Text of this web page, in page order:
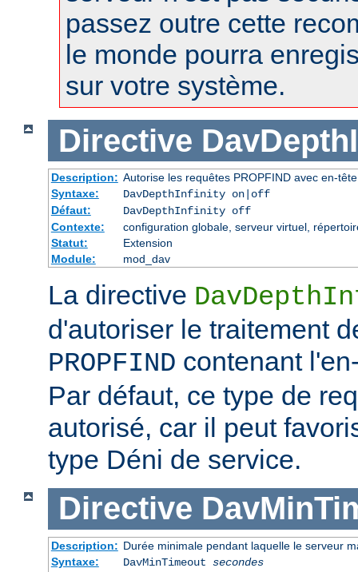
passez outre cette
le monde pourra
sur votre système.
Directive
Description: Autorise les requêtes PROPFIND avec en-
Syntaxe:
DavDepthInfinity on|off
Défaut:
DavDepthInfinity off
Contexte:
configuration globale, serveur virtuel,
Statut:
Extension
Module:
mod_dav
La directive
d'autoriser le traitement
PROPFIND contenant
Par défaut, ce type de
autorisé, car il peut
type Déni de service.
Directive
Description: Durée minimale pendant laquelle le serveur
Syntaxe:
DavMinTimeout secondes